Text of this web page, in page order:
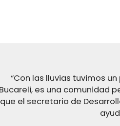
“Con las lluvias tuvimos
Bucareli, es una comunidad
que el secretario de